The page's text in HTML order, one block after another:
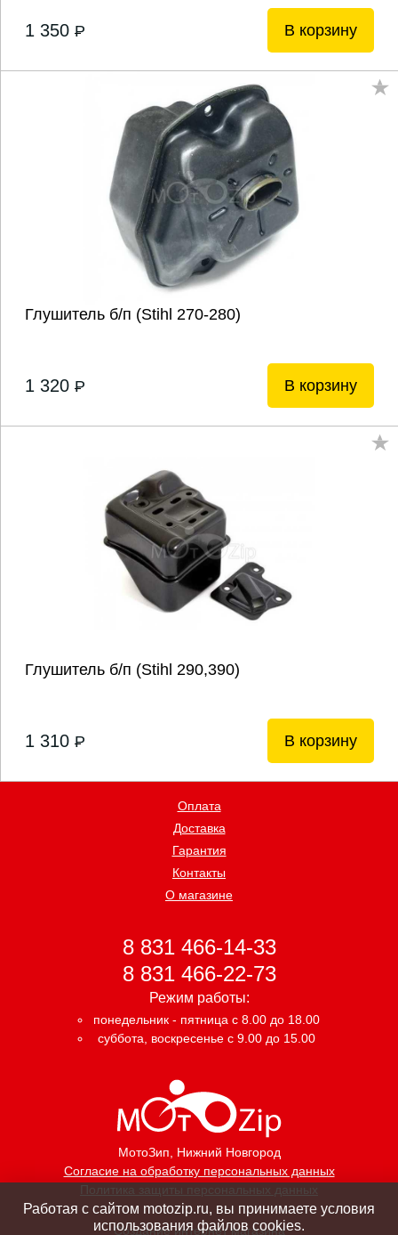
1 350 P В корзину
Глушитель б/п (Stihl 270-280)
1 320 P В корзину
Глушитель б/п (Stihl 290,390)
1 310 P В корзину
МотоЗип, Нижний Новгород
Согласие на обработку персональных данных
Политика защиты персональных данных
Оплата
Доставка
Гарантия
Контакты
О магазине
8 831 466-14-33
8 831 466-22-73
Режим работы:
понедельник - пятница с 8.00 до 18.00
суббота, воскресенье с 9.00 до 15.00
Создание интернет магазина
Работая с сайтом motozip.ru, вы принимаете условия
использования файлов cookies.